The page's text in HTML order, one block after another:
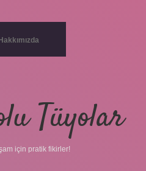
Hakkımızda
Tüyolar
için pratik fikirler!